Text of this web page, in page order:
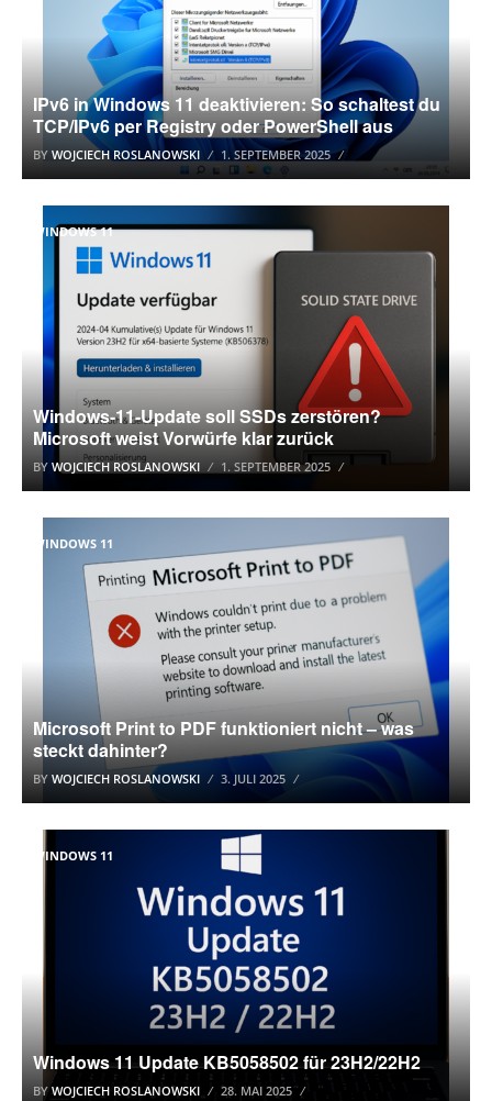
IPv6 in Windows 11 deaktivieren: So schaltest du
TCP/IPv6 per Registry oder PowerShell aus
BY WOJCIECH ROSLANOWSKI 1. SEPTEMBER 2025
WINDOWS 11
Windows-11-Update soll SSDs zerstören?
Microsoft weist Vorwürfe klar zurück
BY WOJCIECH ROSLANOWSKI 1. SEPTEMBER 2025
WINDOWS 11
Microsoft Print to PDF funktioniert nicht – was
steckt dahinter?
BY WOJCIECH ROSLANOWSKI 3. JULI 2025
WINDOWS 11
Windows 11 Update KB5058502 für 23H2/22H2
BY WOJCIECH ROSLANOWSKI 28. MAI 2025